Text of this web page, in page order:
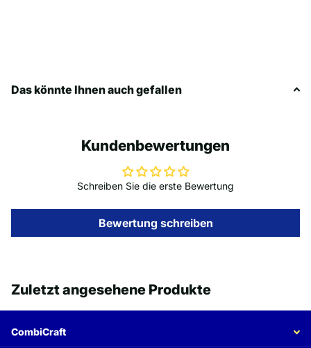
Das könnte Ihnen auch gefallen
Kundenbewertungen
Schreiben Sie die erste Bewertung
Bewertung schreiben
Zuletzt angesehene Produkte
CombiCraft